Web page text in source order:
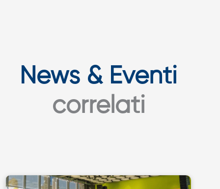
News & Eventi
correlati